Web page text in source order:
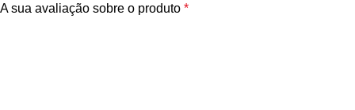
A sua avaliação sobre o produto *